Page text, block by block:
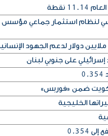
نقطة
لنظام استثمار جماعي مؤسس
ضمن «فوربس»
الخليجية